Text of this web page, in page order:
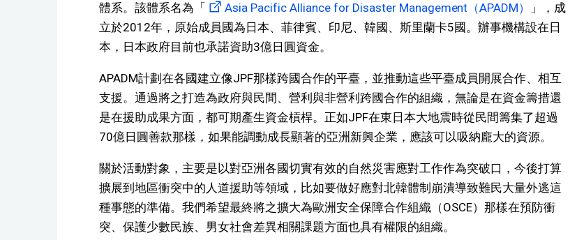
體系。該體系名為「
Asia Pacific Alliance for Disaster Management（APADM）
」，成
立於2012年，原始成員國為日本、菲律賓、印尼、韓國、斯里蘭卡5國。辦事機構設在日
本，日本政府目前也承諾資助3億日圓資金。
APADM計劃在各國建立像JPF那樣跨國合作的平臺，並推動這些平臺成員開展合作、相互
支援。通過將之打造為政府與民間、營利與非營利跨國合作的組織，無論是在資金籌措還
是在援助成果方面，都可期產生資金槓桿。正如JPF在東日本大地震時從民間籌集了超過
70億日圓善款那樣，如果能調動成長顯著的亞洲新興企業，應該可以吸納龐大的資源。
關於活動對象，主要是以對亞洲各國切實有效的自然災害應對工作作為突破口，今後打算
擴展到地區衝突中的人道援助等領域，比如要做好應對北韓體制崩潰導致難民大量外逃這
種事態的準備。我們希望最終將之擴大為歐洲安全保障合作組織（OSCE）那樣在預防衝
突、保護少數民族、男女社會差異相關課題方面也具有權限的組織。